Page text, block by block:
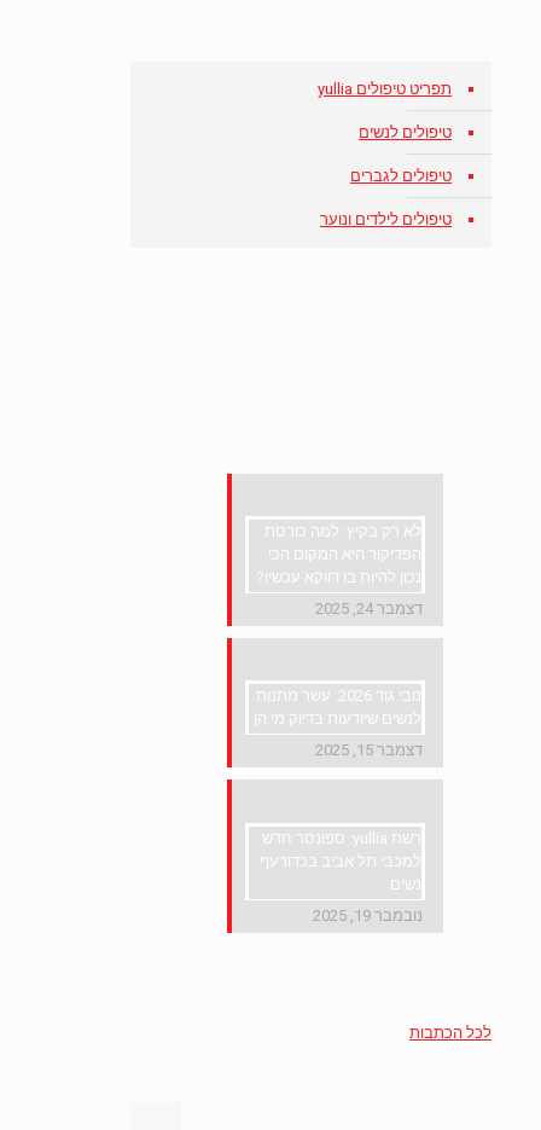
תפריט טיפולים yullia
טיפולים לנשים
טיפולים לגברים
טיפולים לילדים ונוער
לא רק בקיץ: למה כורסת
הפדיקור היא המקום הכי
נכון להיות בו דווקא עכשיו?
דצמבר 24, 2025
נובי גוד 2026: עשר מתנות
לנשים שיודעות בדיוק מי הן
דצמבר 15, 2025
רשת yullia: ספונסר חדש
למכבי תל אביב בכדורעף
נשים
נובמבר 19, 2025
לכל הכתבות